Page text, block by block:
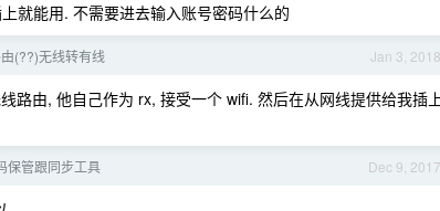
就能用. 不需要进去输入账号密码什么的
Jan 3, 2018
(??)无线转有线
路由, 他自己作为 rx, 接受一个 wifi. 然后在从网线提供给我插
Dec 9, 2017
保管跟同步工具